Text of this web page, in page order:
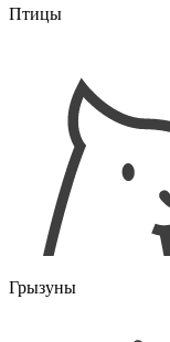
Птицы
Грызуны